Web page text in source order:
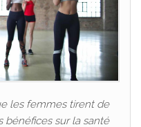
les femmes tirent de
bénéfices sur la santé